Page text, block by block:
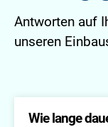
Antworten auf
unseren
Wie lange